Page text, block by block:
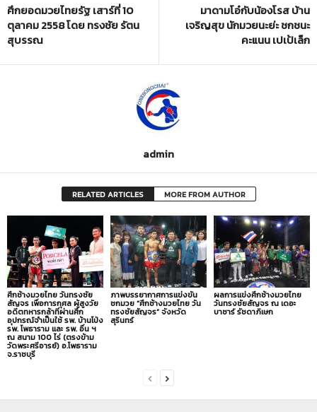
ศึกยอดมวยไทยรัฐ เสาร์ที่ 10
ตุลาคม 2558 โดย ทรงชัย รัตน
สุบรรณ
มาดามโอ๋กับน้องโรส บ้าน
เจริญสุข นักมวยนะย่ะ ชกชนะ
คะแนน เปเป้เล็ก
admin
RELATED ARTICLES MORE FROM AUTHOR
ศึกช้างมวยไทย วันทรงชัย
สัญจร เพื่อการกุศล ผู้สูงวัย
อดีตทหารกล้าที่ผ่านศึก
อุปกรณ์จำเป็นใช้ รพ. บ้านโป่ง
รพ. โพธาราม และ รพ. อื่น ฯ
ณ สนาม 100 ไร่ (ตรงข้าม
วัดพระศรีอารย์) อ.โพธาราม
จ.ราชบุรี
ภาพบรรยากาศการแข่งขัน
ชกมวย “ศึกช้างมวยไทย วัน
ทรงชัยสัญจร” จังหวัด
สุรินทร์
ผลการแข่งศึกช้างมวยไทย
วันทรงชัยสัญจร ณ เดอะ
บาซาร์ รัชดาภิเษก